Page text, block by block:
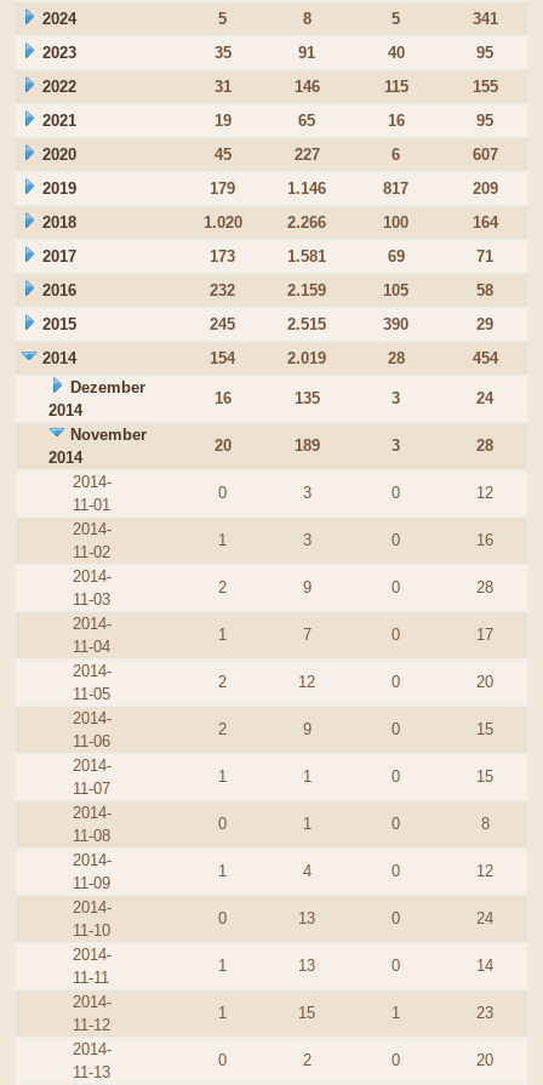
2024
5 8 5
341
2023
35 91 40
95
2022
31 146 115
155
2021
19 65 16
95
2020
45 227 6
607
2019
179 1.146 817
209
2018
1.020 2.266 100
164
2017
173 1.581 69
71
2016
232 2.159 105
58
2015
245 2.515 390
29
2014
154 2.019 28
454
Dezember
2014
16 135 3
24
November
2014
20 189 3
28
2014-
11-01
0 3 0
12
2014-
11-02
1 3 0
16
2014-
11-03
2 9 0
28
2014-
11-04
1 7 0
17
2014-
11-05
2 12 0
20
2014-
11-06
2 9 0
15
2014-
11-07
1 1 0
15
2014-
11-08
0 1 0
8
2014-
11-09
1 4 0
12
2014-
11-10
0 13 0
24
2014-
11-11
1 13 0
14
2014-
11-12
1 15 1
23
2014-
11-13
0 2 0
20